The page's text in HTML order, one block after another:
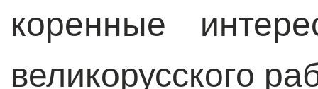
коренные
великорусского